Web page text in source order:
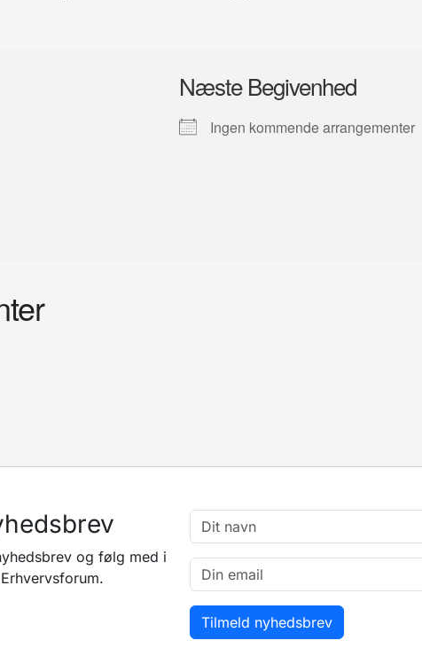
Næste Begivenhed
Ingen kommende arrangementer
og følg med i